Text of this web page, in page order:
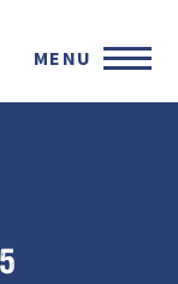
MENU